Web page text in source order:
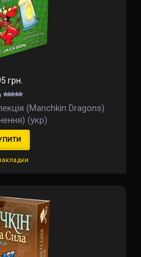
грн.
(Manchkin Dragons)
(укр)